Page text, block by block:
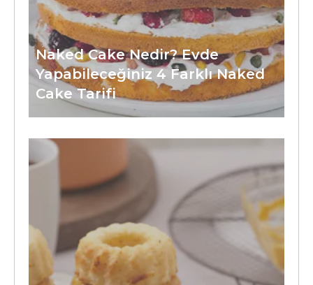
Naked Cake Nedir? Evde
Yapabileceğiniz 4 Farklı Naked
Cake Tarifi